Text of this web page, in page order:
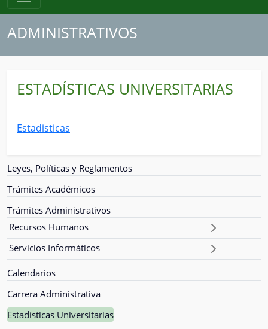
ADMINISTRATIVOS
Leyes, Políticas y Reglamentos
Trámites Académicos
Trámites Administrativos
Recursos Humanos
Servicios Informáticos
Calendarios
Carrera Administrativa
Estadísticas Universitarias
ESTADÍSTICAS UNIVERSITARIAS
Estadisticas